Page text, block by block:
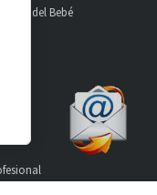
Diario del Bebé